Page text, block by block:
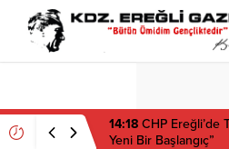
14:18 CHP Ereğli’de
Yeni Bir Başlangıç”